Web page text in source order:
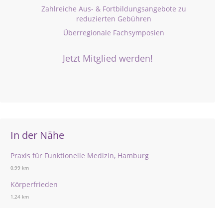
Zahlreiche Aus- & Fortbildungsangebote zu
reduzierten Gebühren
Überregionale Fachsymposien
Jetzt Mitglied werden!
In der Nähe
Praxis für Funktionelle Medizin, Hamburg
0,99 km
Körperfrieden
1,24 km